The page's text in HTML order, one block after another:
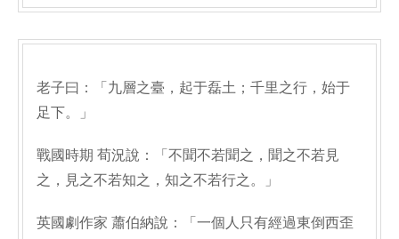
老子曰：「九層之臺，起于磊土；千里之行，始于
足下。」
戰國時期 荀況說：「不聞不若聞之，聞之不若見
之，見之不若知之，知之不若行之。」
英國劇作家 蕭伯納說：「一個人只有經過東倒西歪